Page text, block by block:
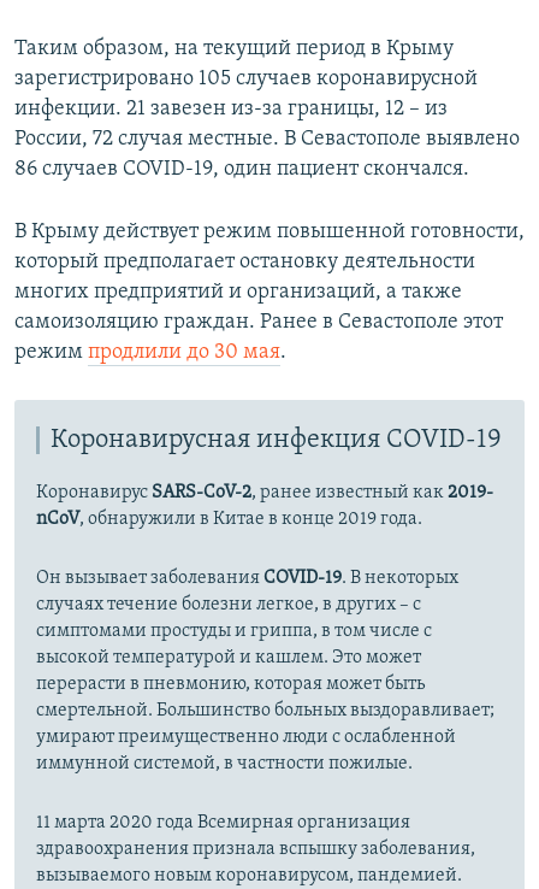
Таким образом, на текущий период в Крыму
зарегистрировано 105 случаев коронавирусной
инфекции. 21 завезен из-за границы, 12 – из
России, 72 случая местные. В Севастополе выявлено
86 случаев COVID-19, один пациент скончался.
В Крыму действует режим повышенной готовности,
который предполагает остановку деятельности
многих предприятий и организаций, а также
самоизоляцию граждан. Ранее в Севастополе этот
режим продлили до 30 мая.
Коронавирусная инфекция COVID-19
Коронавирус SARS-CoV-2, ранее известный как2019-
nCoV, обнаружили в Китае в конце 2019 года.
Он вызывает заболеванияCOVID-19. В некоторых
случаях течение болезни легкое, в других – с
симптомами простуды и гриппа, в том числе с
высокой температурой и кашлем. Это может
перерасти в пневмонию, которая может быть
смертельной. Большинство больных выздоравливает;
умирают преимущественно люди с ослабленной
иммунной системой, в частности пожилые.
11 марта 2020 года Всемирная организация
здравоохранения признала вспышку заболевания,
вызываемого новым коронавирусом, пандемией.